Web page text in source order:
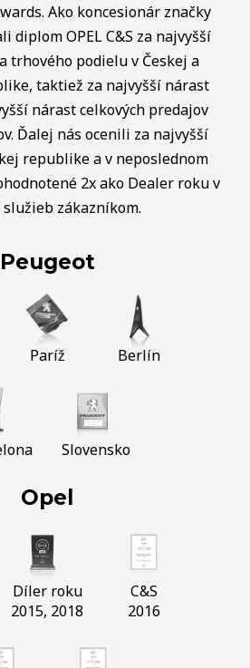
Ako koncesionár značky
diplom OPEL C&S za najvyšší
trhového podielu v Českej a
taktiež za najvyšší nárast
nárast celkových predajov
Ďalej nás ocenili za najvyšší
republike a v neposlednom
2x ako Dealer roku v
zákazníkom.
Peugeot
Paríž Berlín
Slovensko
Opel
Díler roku
2015, 2018
C&S
2016